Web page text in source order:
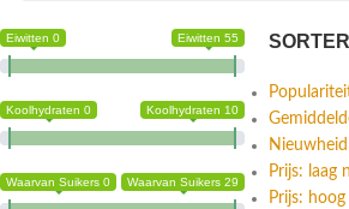
Eiwitten 0 Eiwitten 55
Koolhydraten 0 Koolhydraten 10
Waarvan Suikers 0 Waarvan Suikers 29
Nieuwheid
Prijs: laag
Prijs: